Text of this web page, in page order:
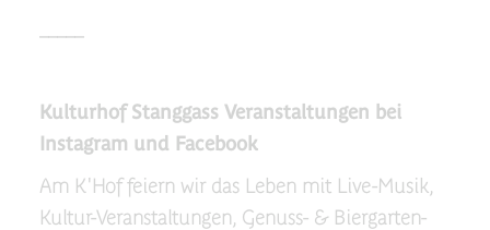
Kulturhof Stanggass Veranstaltungen bei
Instagram und Facebook
Am K'Hof feiern wir das Leben mit Live-Musik,
Kultur-Veranstaltungen, Genuss- & Biergarten-